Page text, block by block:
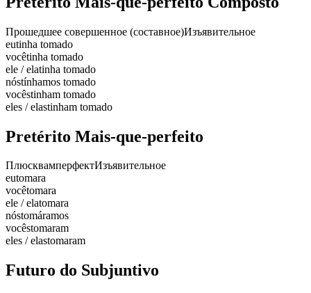
Прошедшее совершенное (составное)Изъявительное
eutinha tomado
vocêtinha tomado
ele / elatinha tomado
nóstínhamos tomado
vocêstinham tomado
eles / elastinham tomado
Pretérito Mais-que-perfeito
ПлюсквамперфектИзъявительное
eutomara
vocêtomara
ele / elatomara
nóstomáramos
vocêstomaram
eles / elastomaram
Futuro do Subjuntivo